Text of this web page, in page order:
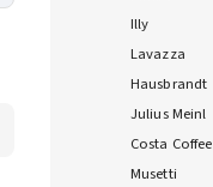
Illy
Lavazza
Hausbrandt
Julius Meinl
Costa Coffee
Musetti